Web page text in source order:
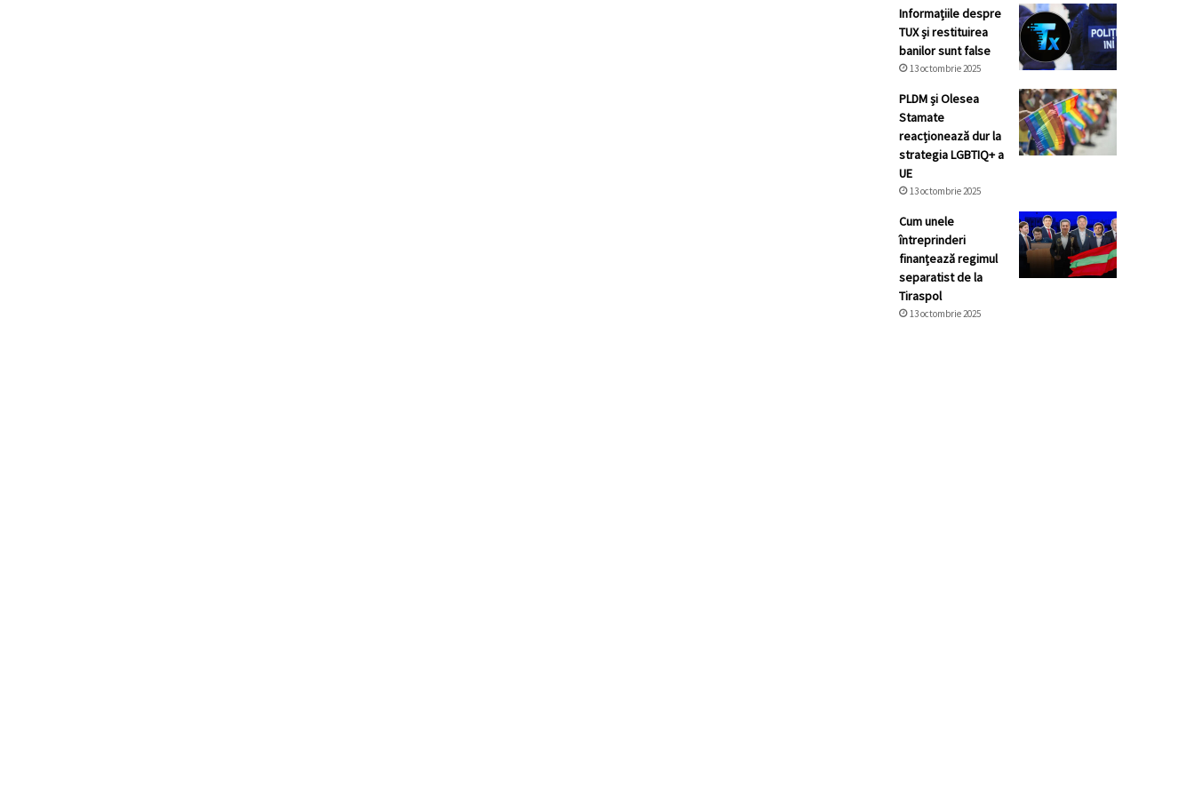
Informațiile despre
TUX și restituirea
banilor sunt false
13 octombrie 2025
PLDM și Olesea
Stamate
reacționează dur la
strategia LGBTIQ+ a
UE
13 octombrie 2025
Cum unele
întreprinderi
finanțează regimul
separatist de la
Tiraspol
13 octombrie 2025